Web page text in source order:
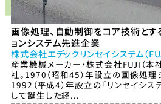
画像処理、自動制御をコア技術とす
ョンシステム先進企業
株式会社エデックリンセイシステム（
産業機械メーカー・株式会社FUJI（本
社。1970（昭和45）年設立の画像処理
1992（平成4）年設立の「リンセイシ
して誕生した経...